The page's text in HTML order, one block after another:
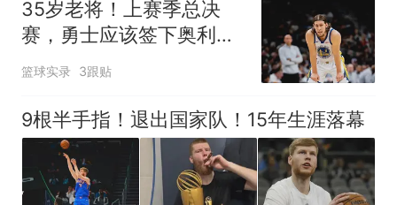
35岁老将！上赛季总决
赛，勇士应该签下奥利尼
克吗？
篮球实录 3跟贴
9根半手指！退出国家队！15年生涯落幕